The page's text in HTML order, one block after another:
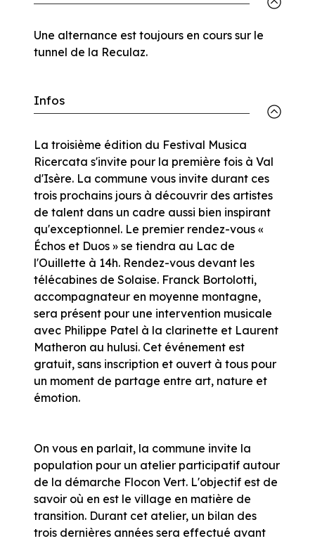
Une alternance est toujours en cours sur le
tunnel de la Reculaz.
Infos
La troisième édition du Festival Musica
Ricercata s'invite pour la première fois à Val
d'Isère. La commune vous invite durant ces
trois prochains jours à découvrir des artistes
de talent dans un cadre aussi bien inspirant
qu'exceptionnel. Le premier rendez-vous «
Échos et Duos » se tiendra au Lac de
l'Ouillette à 14h. Rendez-vous devant les
télécabines de Solaise. Franck Bortolotti,
accompagnateur en moyenne montagne,
sera présent pour une intervention musicale
avec Philippe Patel à la clarinette et Laurent
Matheron au hulusi. Cet événement est
gratuit, sans inscription et ouvert à tous pour
un moment de partage entre art, nature et
émotion.
On vous en parlait, la commune invite la
population pour un atelier participatif autour
de la démarche Flocon Vert. L'objectif est de
savoir où en est le village en matière de
transition. Durant cet atelier, un bilan des
trois dernières années sera effectué avant